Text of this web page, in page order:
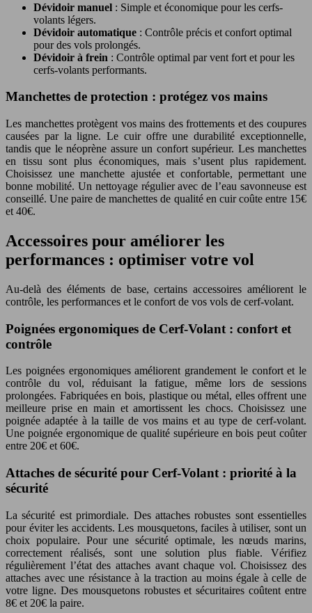
Dévidoir manuel : Simple et économique pour les cerfs-
volants légers.
Dévidoir automatique : Contrôle précis et confort optimal
pour des vols prolongés.
Dévidoir à frein : Contrôle optimal par vent fort et pour les
cerfs-volants performants.
Manchettes de protection : protégez vos mains
Les manchettes protègent vos mains des frottements et des coupures
causées par la ligne. Le cuir offre une durabilité exceptionnelle,
tandis que le néoprène assure un confort supérieur. Les manchettes
en tissu sont plus économiques, mais s’usent plus rapidement.
Choisissez une manchette ajustée et confortable, permettant une
bonne mobilité. Un nettoyage régulier avec de l’eau savonneuse est
conseillé. Une paire de manchettes de qualité en cuir coûte entre 15€
et 40€.
Accessoires pour améliorer les
performances : optimiser votre vol
Au-delà des éléments de base, certains accessoires améliorent le
contrôle, les performances et le confort de vos vols de cerf-volant.
Poignées ergonomiques de Cerf-Volant : confort et
contrôle
Les poignées ergonomiques améliorent grandement le confort et le
contrôle du vol, réduisant la fatigue, même lors de sessions
prolongées. Fabriquées en bois, plastique ou métal, elles offrent une
meilleure prise en main et amortissent les chocs. Choisissez une
poignée adaptée à la taille de vos mains et au type de cerf-volant.
Une poignée ergonomique de qualité supérieure en bois peut coûter
entre 20€ et 60€.
Attaches de sécurité pour Cerf-Volant : priorité à la
sécurité
La sécurité est primordiale. Des attaches robustes sont essentielles
pour éviter les accidents. Les mousquetons, faciles à utiliser, sont un
choix populaire. Pour une sécurité optimale, les nœuds marins,
correctement réalisés, sont une solution plus fiable. Vérifiez
régulièrement l’état des attaches avant chaque vol. Choisissez des
attaches avec une résistance à la traction au moins égale à celle de
votre ligne. Des mousquetons robustes et sécuritaires coûtent entre
8€ et 20€ la paire.